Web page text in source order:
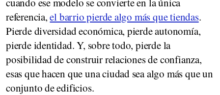
referencia,el barrio pierde algo más que tiendas.
Pierde diversidad económica, pierde autonomía,
pierde identidad. Y, sobre todo, pierde la
posibilidad de construir relaciones de confianza,
esas que hacen que una ciudad sea algo más que un
conjunto de edificios.